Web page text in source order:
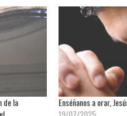
de la
Enséñanos a orar,